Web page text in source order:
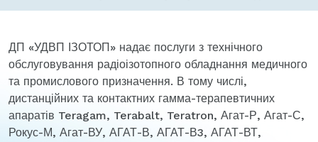
ДП «УДВП ІЗОТОП» надає послуги з технічного
обслуговування радіоізотопного обладнання медичного
та промислового призначення. В тому числі,
дистанційних та контактних гамма-терапевтичних
апаратів Teragam, Terabalt, Teratron, Агат-Р, Агат-С,
Рокус-М, Агат-ВУ, АГАТ-В, АГАТ-В3, АГАТ-ВТ,